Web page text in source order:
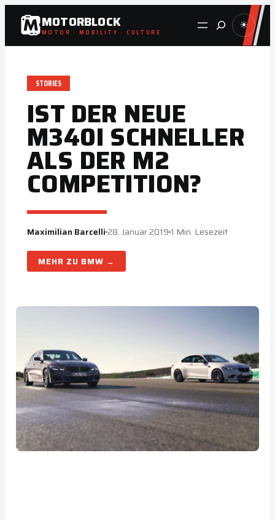
Zum
Inhalt
springen
MOTORBLOCK
MOTOR · MOBILITY · CULTURE Suche ☀
STORIES
IST DER NEUE
M340I SCHNELLER
ALS DER M2
COMPETITION?
Maximilian Barcelli28. Januar 2019 1 Min. Lesezeit
BMW